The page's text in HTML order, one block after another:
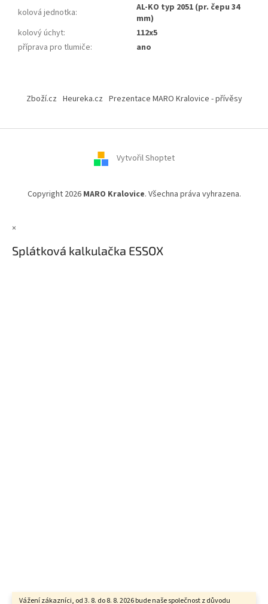
Vážení zákazníci, od 3. 8. do 8. 8. 2026 bude naše společnost z důvodu
kolová jednotka:
AL-KO typ 2051 (pr. čepu 34
mm)
kolový úchyt:
112x5
příprava pro tlumiče: ano
Zboží.cz Heureka.cz Prezentace MARO Kralovice - přívěsy
Vytvořil Shoptet
Copyright 2026 MARO Kralovice. Všechna práva vyhrazena.
×
Splátková kalkulačka ESSOX